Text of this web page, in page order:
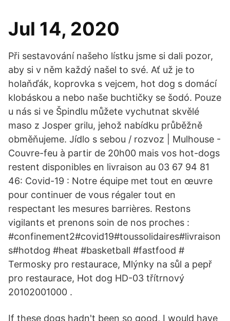
Jul 14, 2020
Při sestavování našeho lístku jsme si dali pozor,
aby si v něm každý našel to své. Ať už je to
holaňďák, koprovka s vejcem, hot dog s domácí
klobáskou a nebo naše buchtičky se šodó. Pouze
u nás si ve Špindlu můžete vychutnat skvělé
maso z Josper grilu, jehož nabídku průběžně
obměňujeme. Jídlo s sebou / rozvoz | Mulhouse -
Couvre-feu à partir de 20h00 mais vos hot-dogs
restent disponibles en livraison au 03 67 94 81
46: Covid-19 : Notre équipe met tout en œuvre
pour continuer de vous régaler tout en
respectant les mesures barrières. Restons
vigilants et prenons soin de nos proches :
#confinement2#covid19#toussolidaires#livraison
s#hotdog #heat #basketball #fastfood #
Termosky pro restaurace, Mlýnky na sůl a pepř
pro restaurace, Hot dog HD-03 třítrnový
20102001000 .
If these dogs hadn't been so good, I would have